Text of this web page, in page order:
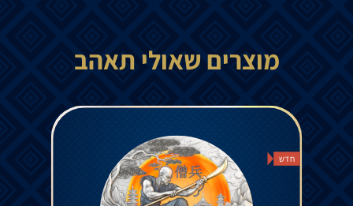
מוצרים שאולי תאהב
חדש